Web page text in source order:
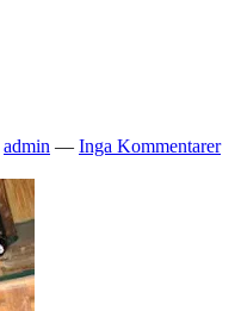
admin — Inga Kommentarer